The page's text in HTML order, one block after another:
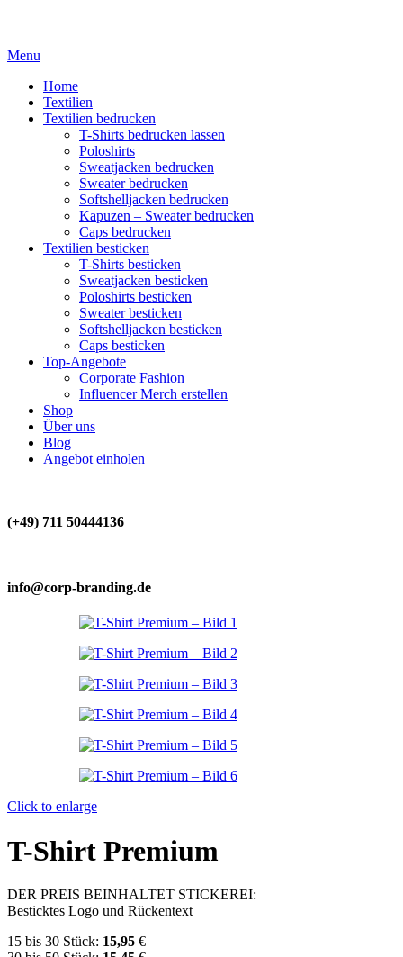
Menu
Home
Textilien
Textilien bedrucken
T-Shirts bedrucken lassen
Poloshirts
Sweatjacken bedrucken
Sweater bedrucken
Softshelljacken bedrucken
Kapuzen – Sweater bedrucken
Caps bedrucken
Textilien besticken
T-Shirts besticken
Sweatjacken besticken
Poloshirts besticken
Sweater besticken
Softshelljacken besticken
Caps besticken
Top-Angebote
Corporate Fashion
Influencer Merch erstellen
Shop
Über uns
Blog
Angebot einholen
(+49) 711 50444136
info@corp-branding.de
Click to enlarge
T-Shirt Premium
DER PREIS BEINHALTET STICKEREI:
Besticktes Logo und Rückentext
15 bis 30 Stück: 15,95 €